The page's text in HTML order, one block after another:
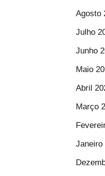
Agosto
Julho
Junho
Maio
Abril
Março
Janeiro